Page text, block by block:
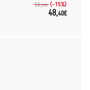
56,95€ (-15%)
48,40€